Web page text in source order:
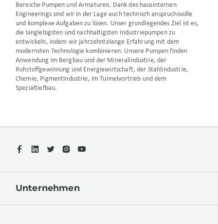
Bereiche Pumpen und Armaturen. Dank des hausinternen
Engineerings sind wir in der Lage auch technisch anspruchsvolle
und komplexe Aufgaben zu lösen. Unser grundlegendes Ziel ist es,
die langlebigsten und nachhaltigsten Industriepumpen zu
entwickeln, indem wir jahrzehntelange Erfahrung mit dem
modernsten Technologie kombinieren. Unsere Pumpen finden
Anwendung im Bergbau und der Mineralindustrie, der
Rohstoffgewinnung und Energiewirtschaft, der Stahlindustrie,
Chemie, Pigmentindustrie, im Tunnelvortrieb und dem
Spezialtiefbau.
Unternehmen